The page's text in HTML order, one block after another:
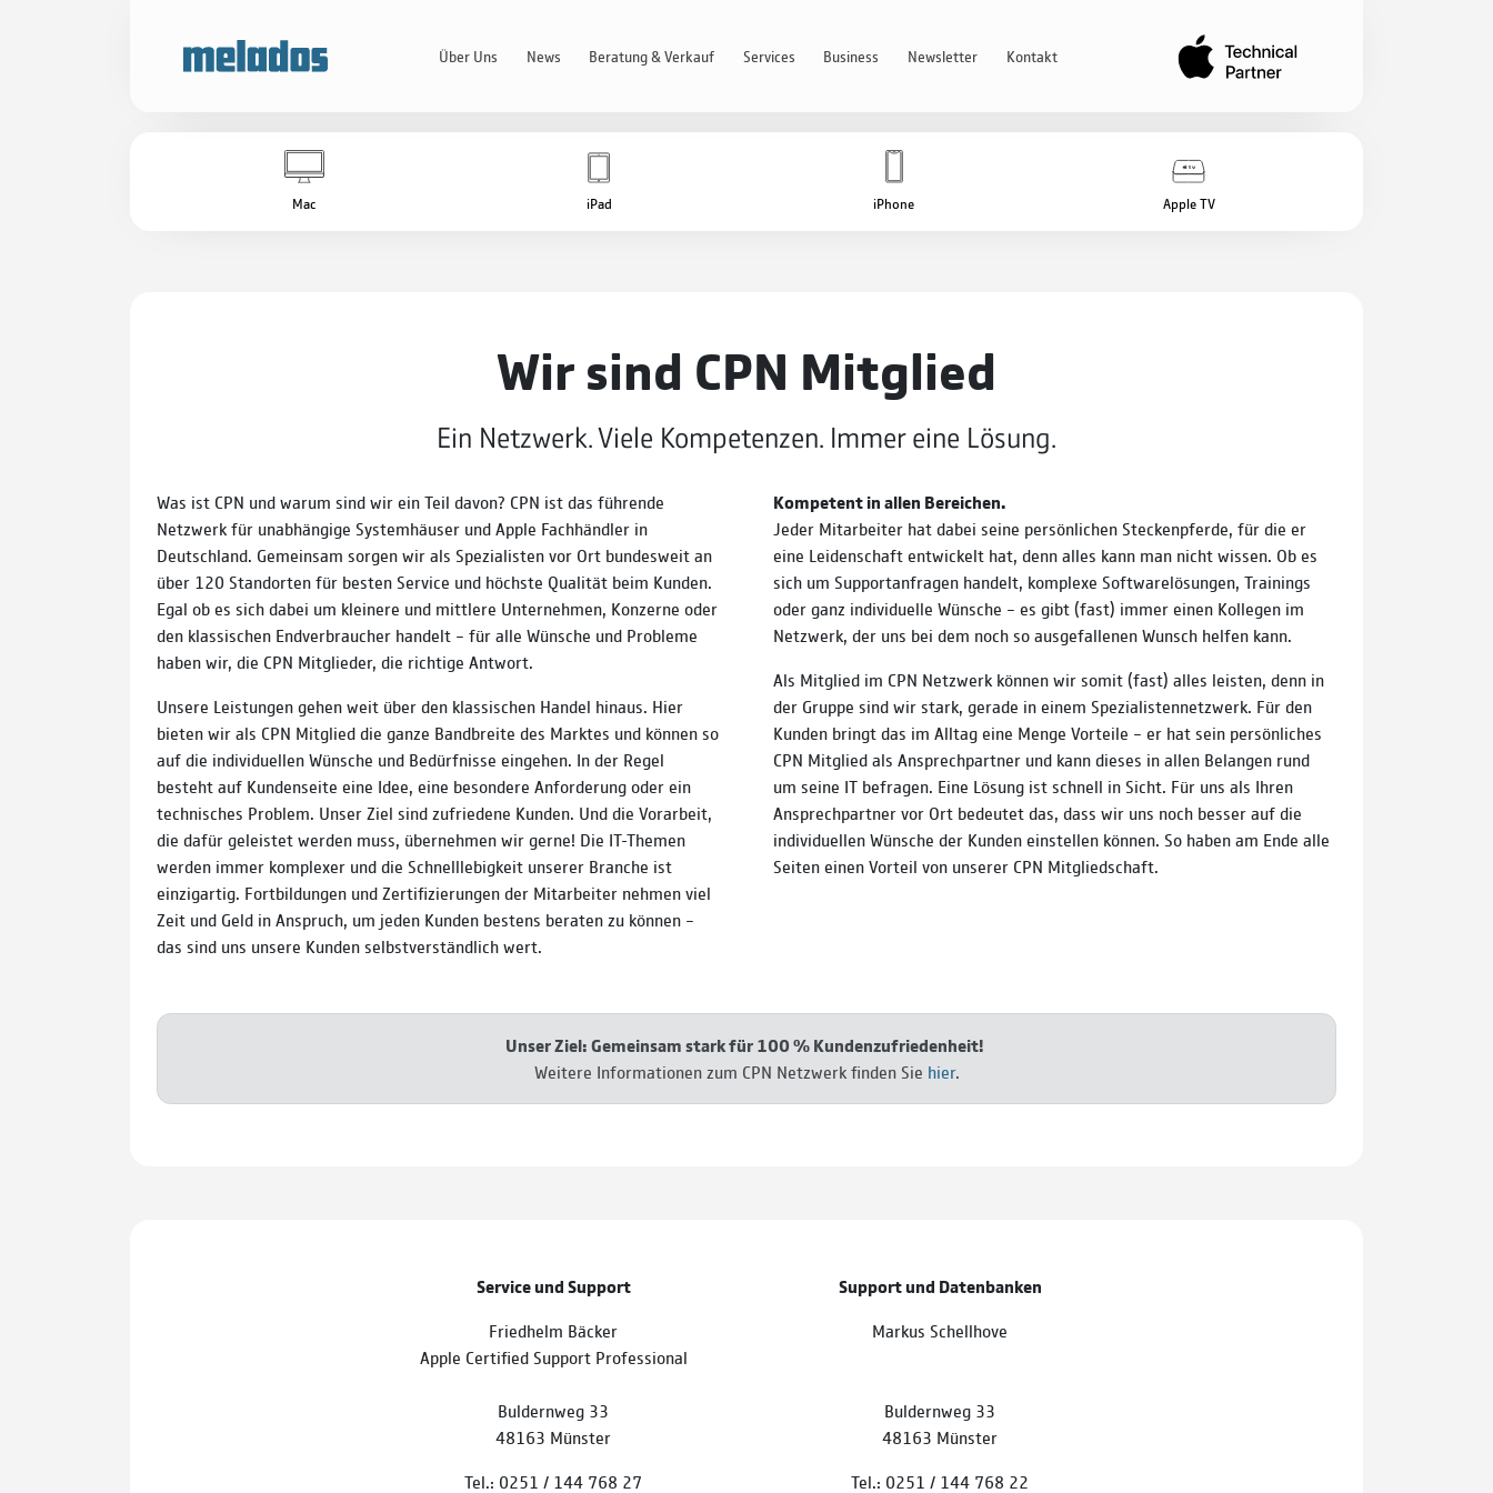
Über Uns News Beratung & Verkauf Services Business Newsletter Kontakt
Mac iPad iPhone Apple TV
Wir sind CPN Mitglied
Ein Netzwerk. Viele Kompetenzen. Immer eine Lösung.
Was ist CPN und warum sind wir ein Teil davon? CPN ist das führende
Netzwerk für unabhängige Systemhäuser und Apple Fachhändler in
Deutschland. Gemeinsam sorgen wir als Spezialisten vor Ort bundesweit an
über 120 Standorten für besten Service und höchste Qualität beim Kunden.
Egal ob es sich dabei um kleinere und mittlere Unternehmen, Konzerne oder
den klassischen Endverbraucher handelt – für alle Wünsche und Probleme
haben wir, die CPN Mitglieder, die richtige Antwort.
Unsere Leistungen gehen weit über den klassischen Handel hinaus. Hier
bieten wir als CPN Mitglied die ganze Bandbreite des Marktes und können so
auf die individuellen Wünsche und Bedürfnisse eingehen. In der Regel
besteht auf Kundenseite eine Idee, eine besondere Anforderung oder ein
technisches Problem. Unser Ziel sind zufriedene Kunden. Und die Vorarbeit,
die dafür geleistet werden muss, übernehmen wir gerne! Die IT-Themen
werden immer komplexer und die Schnelllebigkeit unserer Branche ist
einzigartig. Fortbildungen und Zertifizierungen der Mitarbeiter nehmen viel
Zeit und Geld in Anspruch, um jeden Kunden bestens beraten zu können –
das sind uns unsere Kunden selbstverständlich wert.
Kompetent in allen Bereichen.
Jeder Mitarbeiter hat dabei seine persönlichen Steckenpferde, für die er
eine Leidenschaft entwickelt hat, denn alles kann man nicht wissen. Ob es
sich um Supportanfragen handelt, komplexe Softwarelösungen, Trainings
oder ganz individuelle Wünsche – es gibt (fast) immer einen Kollegen im
Netzwerk, der uns bei dem noch so ausgefallenen Wunsch helfen kann.
Als Mitglied im CPN Netzwerk können wir somit (fast) alles leisten, denn in
der Gruppe sind wir stark, gerade in einem Spezialistennetzwerk. Für den
Kunden bringt das im Alltag eine Menge Vorteile – er hat sein persönliches
CPN Mitglied als Ansprechpartner und kann dieses in allen Belangen rund
um seine IT befragen. Eine Lösung ist schnell in Sicht. Für uns als Ihren
Ansprechpartner vor Ort bedeutet das, dass wir uns noch besser auf die
individuellen Wünsche der Kunden einstellen können. So haben am Ende alle
Seiten einen Vorteil von unserer CPN Mitgliedschaft.
Unser Ziel: Gemeinsam stark für 100 % Kundenzufriedenheit!
Weitere Informationen zum CPN Netzwerk finden Sie hier.
Service und Support
Friedhelm Bäcker
Apple Certified Support Professional
Buldernweg 33
48163 Münster
Tel.: 0251 / 144 768 27
Support und Datenbanken
Markus Schellhove
Buldernweg 33
48163 Münster
Tel.: 0251 / 144 768 22